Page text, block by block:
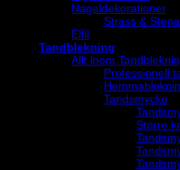
Nageldekorationer
Strass &
Elfil
Tandblekning
Allt inom
Professionell
Tandsmycke
Större